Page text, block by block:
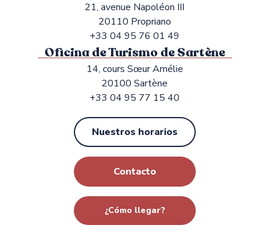
21, avenue Napoléon III
20110 Propriano
+33 04 95 76 01 49
Oficina de Turismo de Sartène
14, cours Sœur Amélie
20100 Sartène
+33 04 95 77 15 40
Nuestros horarios
Contacto
¿Cómo llegar?